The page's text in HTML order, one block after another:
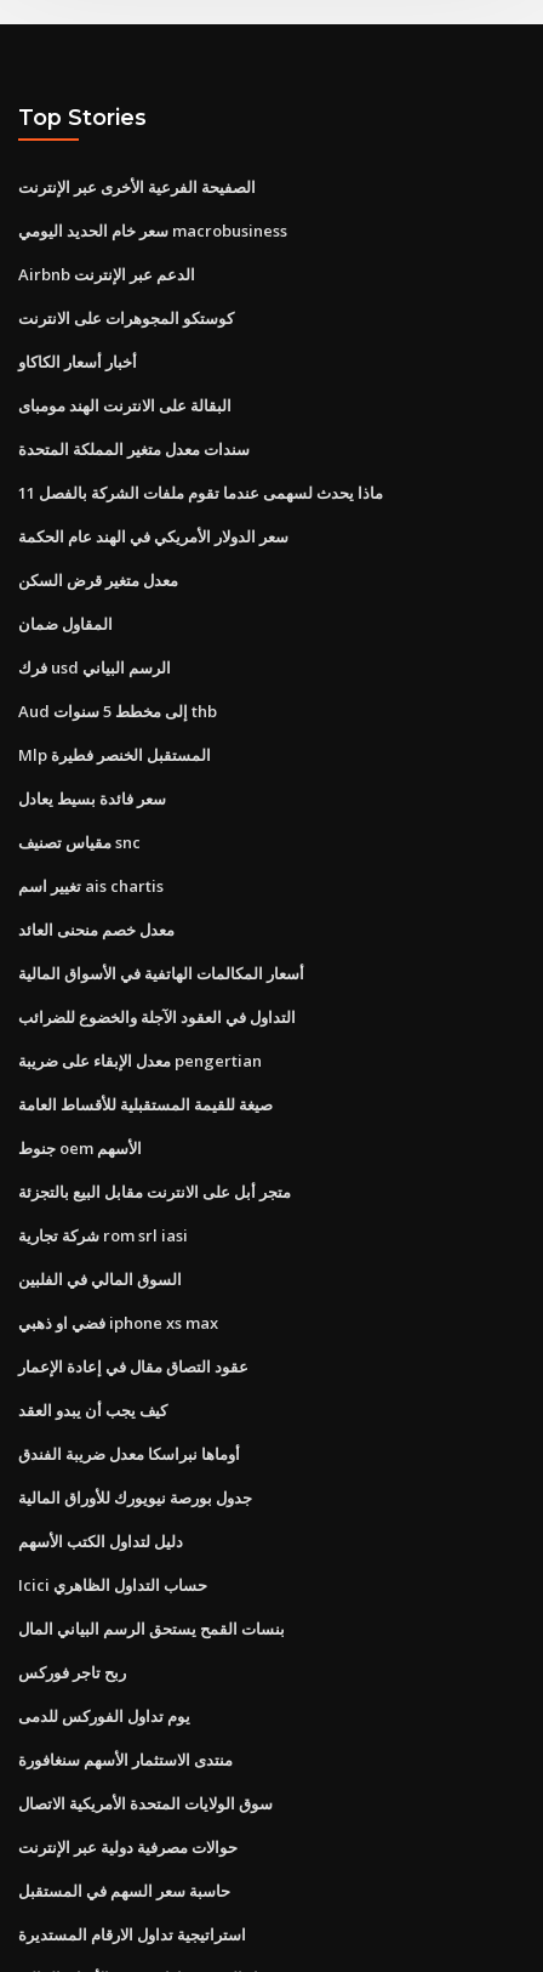
Top Stories
الصفيحة الفرعية الأخرى عبر الإنترنت
سعر خام الحديد اليومي macrobusiness
Airbnb الدعم عبر الإنترنت
كوستكو المجوهرات على الانترنت
أخبار أسعار الكاكاو
البقالة على الانترنت الهند مومباى
سندات معدل متغير المملكة المتحدة
ماذا يحدث لسهمى عندما تقوم ملفات الشركة بالفصل 11
سعر الدولار الأمريكي في الهند عام الحكمة
معدل متغير قرض السكن
المقاول ضمان
فرك usd الرسم البياني
Aud إلى مخطط 5 سنوات thb
Mlp المستقبل الخنصر فطيرة
سعر فائدة بسيط يعادل
مقياس تصنيف snc
تغيير اسم ais chartis
معدل خصم منحنى العائد
أسعار المكالمات الهاتفية في الأسواق المالية
التداول في العقود الآجلة والخضوع للضرائب
معدل الإبقاء على ضريبة pengertian
صيغة للقيمة المستقبلية للأقساط العامة
جنوط oem الأسهم
متجر أبل على الانترنت مقابل البيع بالتجزئة
شركة تجارية rom srl iasi
السوق المالي في الفلبين
فضي او ذهبي iphone xs max
عقود التصاق مقال في إعادة الإعمار
كيف يجب أن يبدو العقد
أوماها نبراسكا معدل ضريبة الفندق
جدول بورصة نيويورك للأوراق المالية
دليل لتداول الكتب الأسهم
Icici حساب التداول الظاهري
بنسات القمح يستحق الرسم البياني المال
ربح تاجر فوركس
يوم تداول الفوركس للدمى
منتدى الاستثمار الأسهم سنغافورة
سوق الولايات المتحدة الأمريكية الاتصال
حوالات مصرفية دولية عبر الإنترنت
حاسبة سعر السهم في المستقبل
استراتيجية تداول الارقام المستديرة